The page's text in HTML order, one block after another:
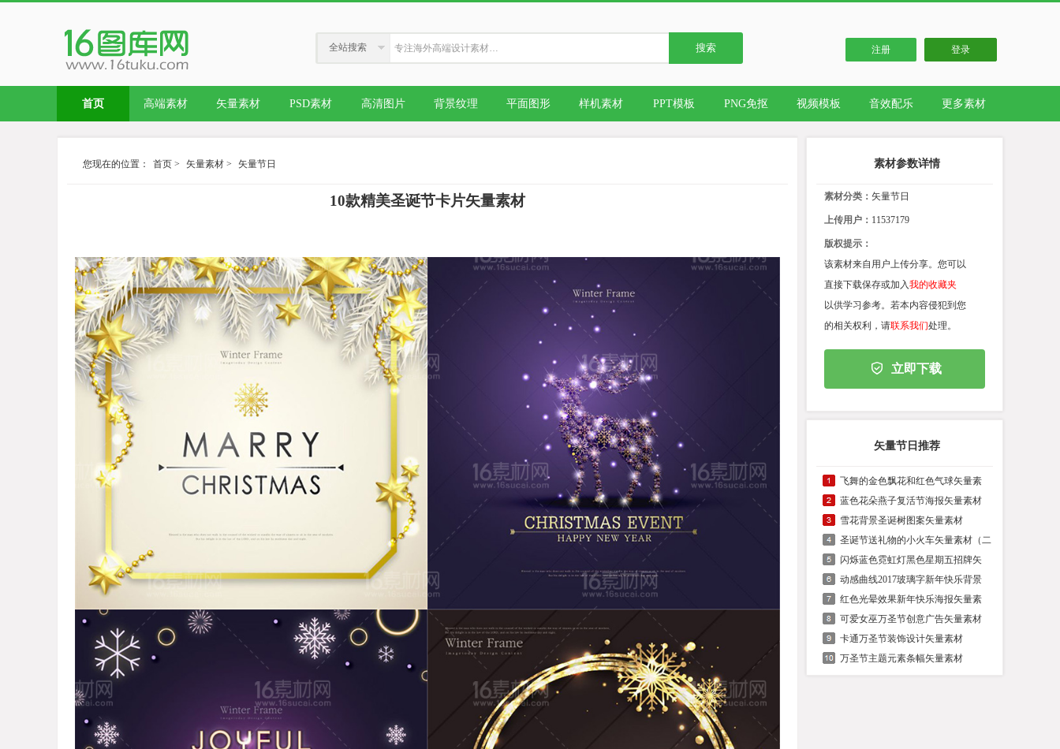
全站搜索 搜索 注册 登录
首页 高端素材 矢量素材 PSD素材 高清图片 背景纹理 平面图形 样机素材 PPT模板 PNG免抠 视频模板 音效配乐 更多素材
您现在的位置： 首页 > 矢量素材 > 矢量节日
10款精美圣诞节卡片矢量素材
素材参数详情
素材分类： 矢量节日
上传用户： 11537179
版权提示：
该素材来自用户上传分享。您可以
直接下载保存或加入我的收藏夹
以供学习参考。若本内容侵犯到您
的相关权利，请联系我们处理。
立即下载
矢量节日推荐
飞舞的金色飘花和红色气球矢量素
蓝色花朵燕子复活节海报矢量素材
雪花背景圣诞树图案矢量素材
圣诞节送礼物的小火车矢量素材（二
闪烁蓝色霓虹灯黑色星期五招牌矢
动感曲线2017玻璃字新年快乐背景
红色光晕效果新年快乐海报矢量素
可爱女巫万圣节创意广告矢量素材
卡通万圣节装饰设计矢量素材
万圣节主题元素条幅矢量素材